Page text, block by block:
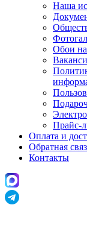
Наша
Обои
Прайс-
Оплата и
Обратная
Контакты